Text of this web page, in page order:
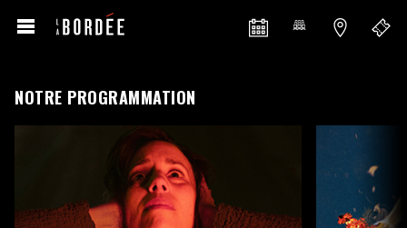
NOTRE PROGRAMMATION